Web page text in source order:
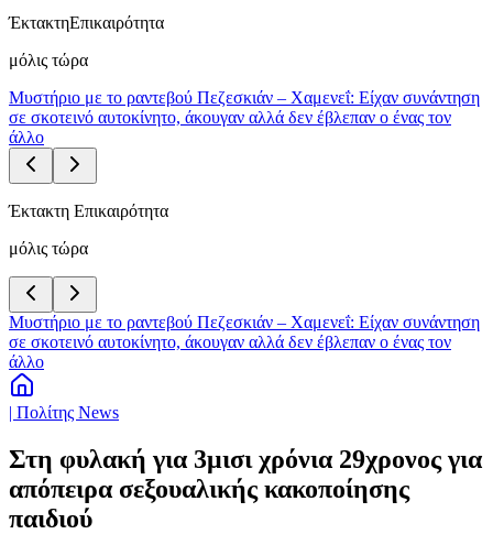
ΈκτακτηΕπικαιρότητα
μόλις τώρα
Μυστήριο με το ραντεβού Πεζεσκιάν – Χαμενεΐ: Είχαν συνάντηση
σε σκοτεινό αυτοκίνητο, άκουγαν αλλά δεν έβλεπαν ο ένας τον
άλλο
Έκτακτη Επικαιρότητα
μόλις τώρα
Μυστήριο με το ραντεβού Πεζεσκιάν – Χαμενεΐ: Είχαν συνάντηση
σε σκοτεινό αυτοκίνητο, άκουγαν αλλά δεν έβλεπαν ο ένας τον
άλλο
| Πολίτης News
Στη φυλακή για 3μισι χρόνια 29χρονος για
απόπειρα σεξουαλικής κακοποίησης
παιδιού